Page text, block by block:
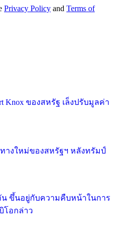
Privacy Policy and Terms of
Knox ของสหรัฐ เล็งปรับมูลค่า
งใหม่ของสหรัฐฯ หลังทรัมป์
ขึ้นอยู่กับความคืบหน้าในการ
โอกล่าว